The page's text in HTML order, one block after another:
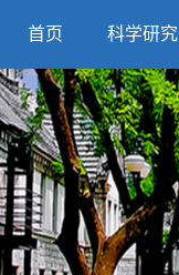
首页 科学研究